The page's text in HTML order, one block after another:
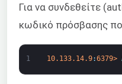
Για να συνδεθείτε
κωδικό πρόσβασης
1 10.133.14.9:6379>